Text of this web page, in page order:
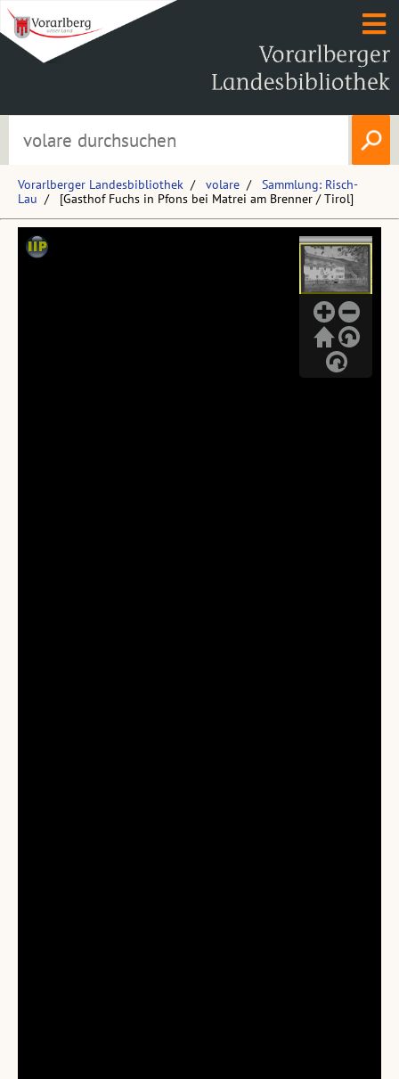
Vorarlberger Landesbibliothek volare
Sammlung: Risch-
Lau
[Gasthof Fuchs in Pfons bei Matrei am Brenner / Tirol]